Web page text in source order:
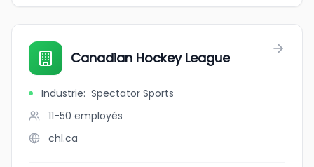
Canadian Hockey League
Industrie: Spectator Sports
11-50 employés
chl.ca